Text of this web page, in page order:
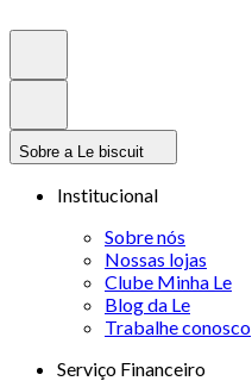
Sobre a Le biscuit
Institucional
Sobre nós
Nossas lojas
Clube Minha Le
Blog da Le
Trabalhe conosco
Serviço Financeiro